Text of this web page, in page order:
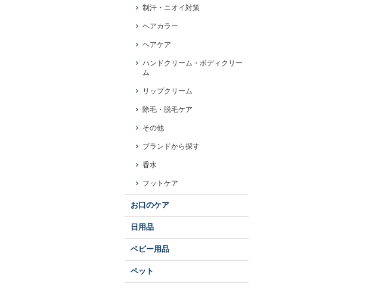
制汗・ニオイ対策
ヘアカラー
ヘアケア
ハンドクリーム・ボディクリー
ム
リップクリーム
除毛・脱毛ケア
その他
ブランドから探す
香水
フットケア
お口のケア
日用品
ベビー用品
ペット